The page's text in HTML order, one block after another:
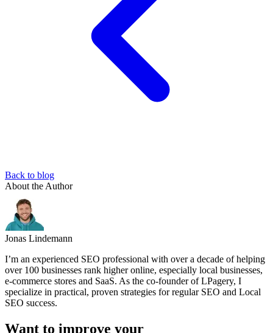
Back to blog
About the Author
Jonas Lindemann
I’m an experienced SEO professional with over a decade of helping
over 100 businesses rank higher online, especially local businesses,
e-commerce stores and SaaS. As the co-founder of LPagery, I
specialize in practical, proven strategies for regular SEO and Local
SEO success.
Want to improve your